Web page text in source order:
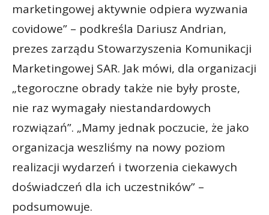
marketingowej aktywnie odpiera wyzwania
covidowe” – podkreśla Dariusz Andrian,
prezes zarządu Stowarzyszenia Komunikacji
Marketingowej SAR. Jak mówi, dla organizacji
„tegoroczne obrady także nie były proste,
nie raz wymagały niestandardowych
rozwiązań”. „Mamy jednak poczucie, że jako
organizacja weszliśmy na nowy poziom
realizacji wydarzeń i tworzenia ciekawych
doświadczeń dla ich uczestników” –
podsumowuje.